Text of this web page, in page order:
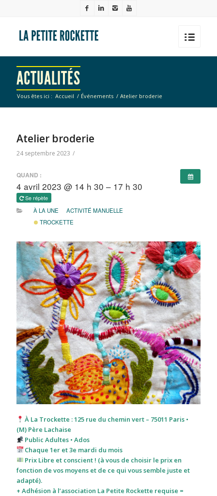
ACTUALITÉS
Vous êtes ici : Accueil / Événements / Atelier broderie
Atelier broderie
24 septembre 2023 /
QUAND :
4 avril 2023 @ 14 h 30 – 17 h 30
Se répète
À LA UNE
ACTIVITÉ MANUELLE
TROCKETTE
À La Trockette : 125 rue du chemin vert – 75011 Paris •
(M) Père Lachaise
Public Adultes • Ados
Chaque 1er et 3e mardi du mois
Prix Libre et conscient ! (à vous de choisir le prix en
fonction de vos moyens et de ce qui vous semble juste et
adapté).
+ Adhésion à l’association La Petite Rockette requise =